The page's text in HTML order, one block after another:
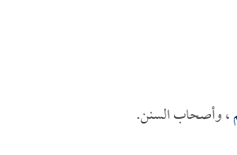
، وأصحاب السنن.